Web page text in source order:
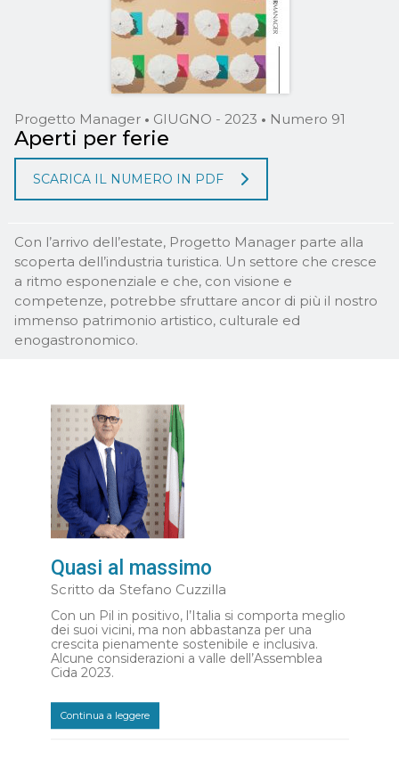
Progetto Manager • GIUGNO - 2023 • Numero 91
Aperti per ferie
SCARICA IL NUMERO IN PDF
Con l’arrivo dell’estate, Progetto Manager parte alla
scoperta dell’industria turistica. Un settore che cresce
a ritmo esponenziale e che, con visione e
competenze, potrebbe sfruttare ancor di più il nostro
immenso patrimonio artistico, culturale ed
enogastronomico.
Quasi al massimo
Scritto da Stefano Cuzzilla
Con un Pil in positivo, l’Italia si comporta meglio
dei suoi vicini, ma non abbastanza per una
crescita pienamente sostenibile e inclusiva.
Alcune considerazioni a valle dell’Assemblea
Cida 2023.
Continua a leggere